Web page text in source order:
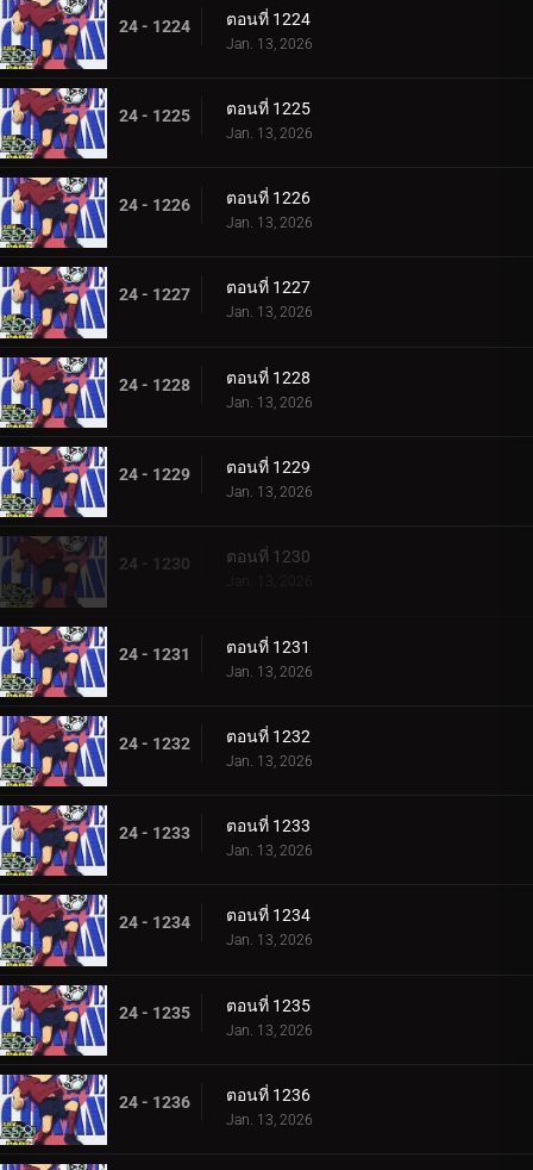
24 - 1224 ตอนที่ 1224
Jan. 13, 2026
24 - 1225 ตอนที่ 1225
Jan. 13, 2026
24 - 1226 ตอนที่ 1226
Jan. 13, 2026
24 - 1227 ตอนที่ 1227
Jan. 13, 2026
24 - 1228 ตอนที่ 1228
Jan. 13, 2026
24 - 1229 ตอนที่ 1229
Jan. 13, 2026
24 - 1230 ตอนที่ 1230
Jan. 13, 2026
24 - 1231 ตอนที่ 1231
Jan. 13, 2026
24 - 1232 ตอนที่ 1232
Jan. 13, 2026
24 - 1233 ตอนที่ 1233
Jan. 13, 2026
24 - 1234 ตอนที่ 1234
Jan. 13, 2026
24 - 1235 ตอนที่ 1235
Jan. 13, 2026
24 - 1236 ตอนที่ 1236
Jan. 13, 2026